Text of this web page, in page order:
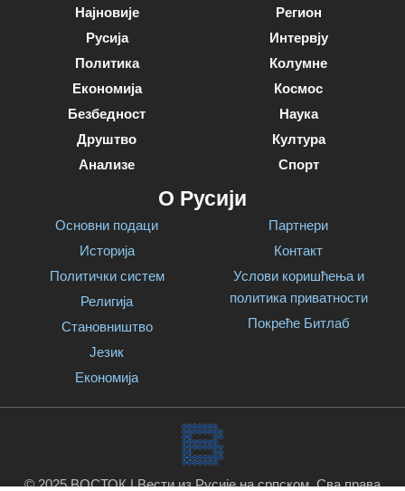
Најновије
Русија
Политика
Економија
Безбедност
Друштво
Анализе
Регион
Интервју
Колумне
Космос
Наука
Култура
Спорт
О Русији
Основни подаци
Историја
Политички систем
Религија
Становништво
Језик
Економија
Партнери
Контакт
Услови коришћења и
политика приватности
Покреће Битлаб
© 2025 ВОСТОК | Вести из Русије на српском. Сва права